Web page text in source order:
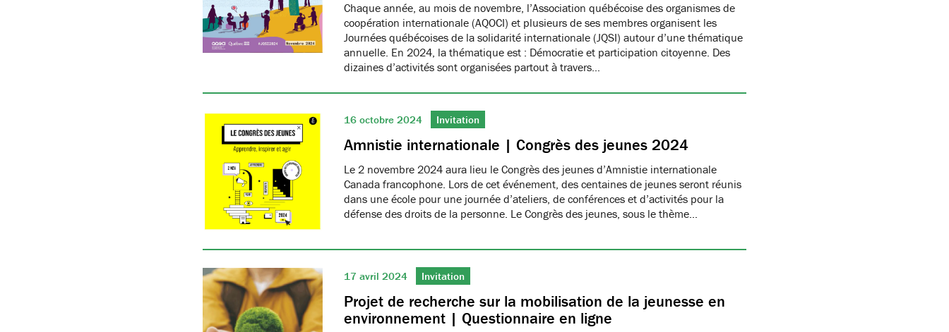
Chaque année, au mois de novembre, l’Association québécoise des organismes de
coopération internationale (AQOCI) et plusieurs de ses membres organisent les
Journées québécoises de la solidarité internationale (JQSI) autour d’une thématique
annuelle. En 2024, la thématique est : Démocratie et participation citoyenne. Des
dizaines d’activités sont organisées partout à travers…
16 octobre 2024 Invitation
Amnistie internationale | Congrès des jeunes 2024
Le 2 novembre 2024 aura lieu le Congrès des jeunes d’Amnistie internationale
Canada francophone. Lors de cet événement, des centaines de jeunes seront réunis
dans une école pour une journée d’ateliers, de conférences et d’activités pour la
défense des droits de la personne. Le Congrès des jeunes, sous le thème…
17 avril 2024 Invitation
Projet de recherche sur la mobilisation de la jeunesse en
environnement | Questionnaire en ligne